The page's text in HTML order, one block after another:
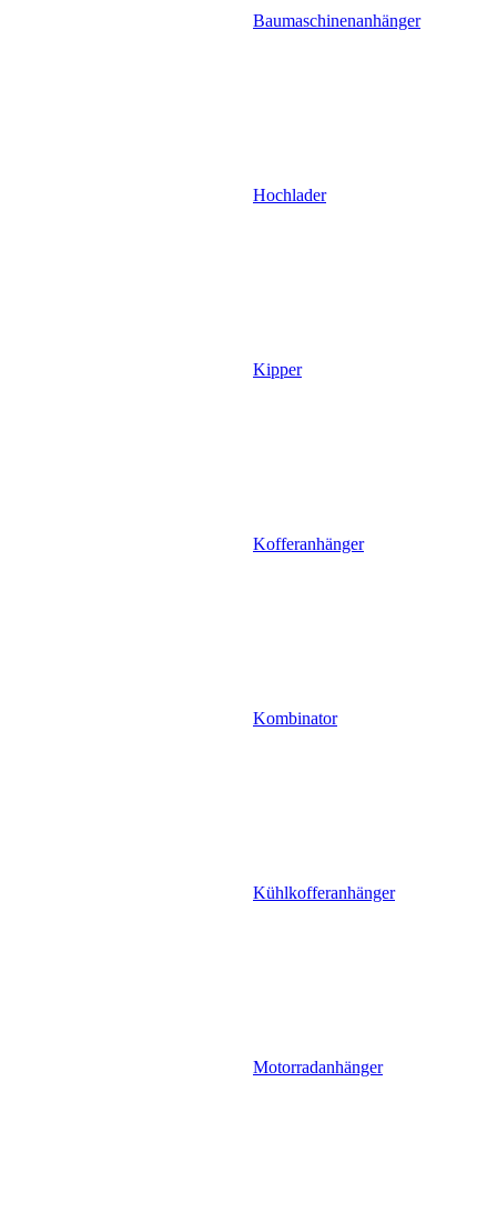
Baumaschinenanhänger
Hochlader
Kipper
Kofferanhänger
Kombinator
Kühlkofferanhänger
Motorradanhänger